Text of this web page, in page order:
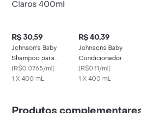
R$ 30,59
Johnson's Baby
Shampoo para
Cabelos Claros 400ml
(R$0.0765/ml)
1 X 400 mL
R$ 40,39
Johnsons Baby
Condicionador
Regular
(R$0.11/ml)
1 X 400 mL